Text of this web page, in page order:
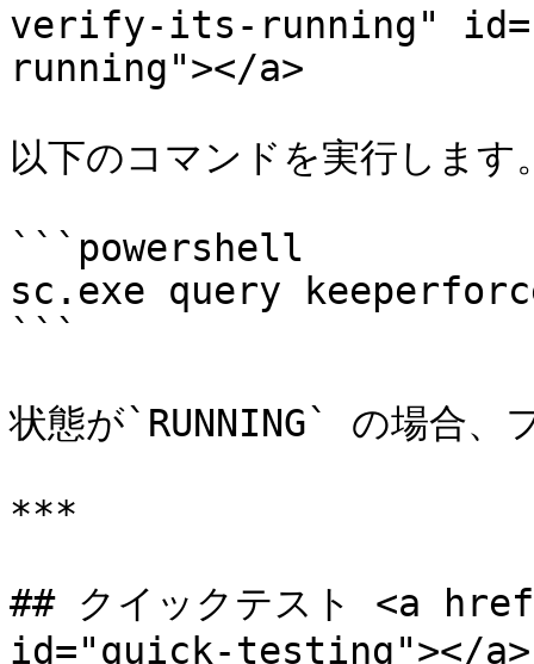
verify-its-running"
running"></a>
以下のコマンドを実行します
```powershell
sc.exe query
```
状態が`RUNNING` の場合、
***
## クイックテスト <a
id="quick-testing"></a>